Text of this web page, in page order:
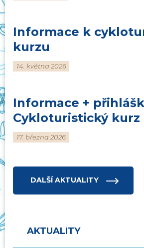
Informace k
kurzu
14. května 2026
Informace +
Cykloturistický kurz
17. března 2026
DALŠÍ AKTUALITY
AKTUALITY